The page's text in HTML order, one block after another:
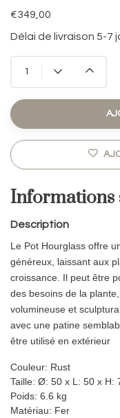
€349,00
Délai de livraison 5-7
Informations
Description
Le Pot Hourglass offre
généreux, laissant aux
croissance. Il peut être
des besoins de la
volumineuse et
avec une patine
être utilisé en extérieur
Couleur: Rust
Taille: Ø: 50 x L: 50 x H:
Poids: 6.6 kg
Matériau: Fer